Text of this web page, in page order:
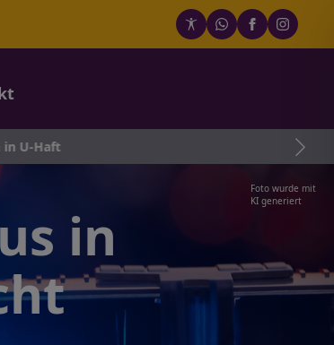
Foto wurde mit
KI generiert
in